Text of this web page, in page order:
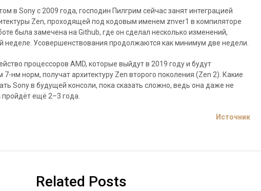
в Sony с 2009 года, господин Пилгрим сейчас занят интеграцией
Zen, проходящей под кодовым именем znver1 в компиляторе
была замечена на Github, где он сделал несколько изменений,
неделе. Усовершенствования продолжаются как минимум две недели.
процессоров AMD, которые выйдут в 2019 году и будут
нм норм, получат архитектуру Zen второго поколения (Zen 2). Какие
Sony в будущей консоли, пока сказать сложно, ведь она даже не
пройдёт ещё 2–3 года.
Источник
Related Posts